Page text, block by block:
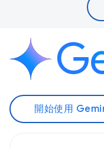
開始使用